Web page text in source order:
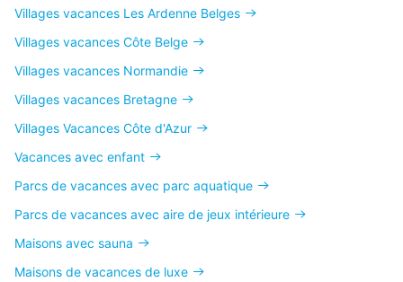
Villages vacances Les Ardenne Belges
Villages vacances Côte Belge
Villages vacances Normandie
Villages vacances Bretagne
Villages Vacances Côte d'Azur
Vacances avec enfant
Parcs de vacances avec parc aquatique
Parcs de vacances avec aire de jeux intérieure
Maisons avec sauna
Maisons de vacances de luxe